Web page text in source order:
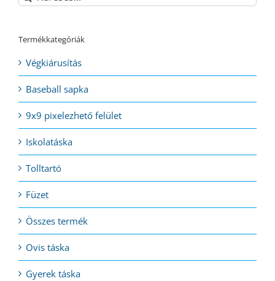
Termékkategóriák
Végkiárusítás
Baseball sapka
9x9 pixelezhető felület
Iskolatáska
Tolltartó
Füzet
Összes termék
Ovis táska
Gyerek táska